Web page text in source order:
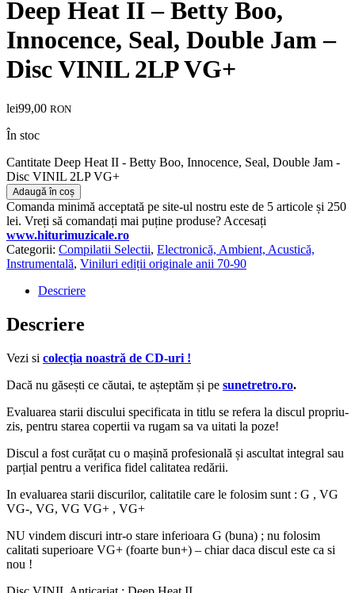
Deep Heat II – Betty Boo,
Innocence, Seal, Double Jam –
Disc VINIL 2LP VG+
lei99,00 RON
În stoc
Cantitate Deep Heat II - Betty Boo, Innocence, Seal, Double Jam -
Disc VINIL 2LP VG+
Adaugă în coș
Comanda minimă acceptată pe site-ul nostru este de 5 articole și 250
lei. Vreți să comandați mai puține produse? Accesați
www.hiturimuzicale.ro
Categorii: Compilatii Selectii, Electronică, Ambient, Acustică,
Instrumentală, Viniluri ediții originale anii 70-90
Descriere
Descriere
Vezi si colecția noastră de CD-uri !
Dacă nu găsești ce căutai, te așteptăm și pe sunetretro.ro.
Evaluarea starii discului specificata in titlu se refera la discul propriu-
zis, pentru starea copertii va rugam sa va uitati la poze!
Discul a fost curățat cu o mașină profesională și ascultat integral sau
parțial pentru a verifica fidel calitatea redării.
In evaluarea starii discurilor, calitatile care le folosim sunt : G , VG
VG-, VG, VG VG+ , VG+
NU vindem discuri intr-o stare inferioara G (buna) ; nu folosim
calitati superioare VG+ (foarte bun+) – chiar daca discul este ca si
nou !